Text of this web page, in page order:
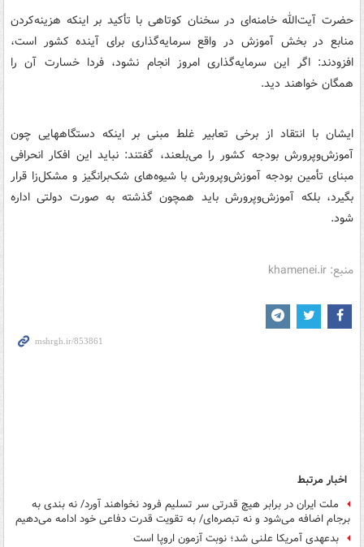
حضرت آیت‌الله خامنه‌ای در سخنان کوتاهی با تأکید بر اینکه هزینه‌کردن
منابع در بخش آموزش در واقع سرمایه‌گذاری برای آینده کشور است،
افزودند: اگر این سرمایه‌گذاری امروز انجام نشود، فردا خسارت آن را
همگان خواهند دید.
ایشان با انتقاد از برخی تعابیر غلط مبنی بر اینکه دستگاههایی چون
آموزش‌وپرورش بودجه کشور را می‌بلعند، گفتند: نباید این افکار انحرافی
مبنای تأمین بودجه آموزش‌وپرورش با شیوه‌های شک‌برانگیز و مشکل‌زا قرار
بگیرد، بلکه آموزش‌وپرورش باید همچون گذشته به صورت دولتی اداره
شود.
منبع: khamenei.ir
اخبار مرتبط
ملت ایران در برابر هیچ قدرتی سر تسلیم فرود نخواهند آورد/ نه بندی به
برجام اضافه می‌شود و نه تبصره‌ای/ به تقویت قدرت دفاعی خود ادامه می‌دهیم
بدعهدی آمریکا علنی شد؛ نوبت آزمون اروپا است